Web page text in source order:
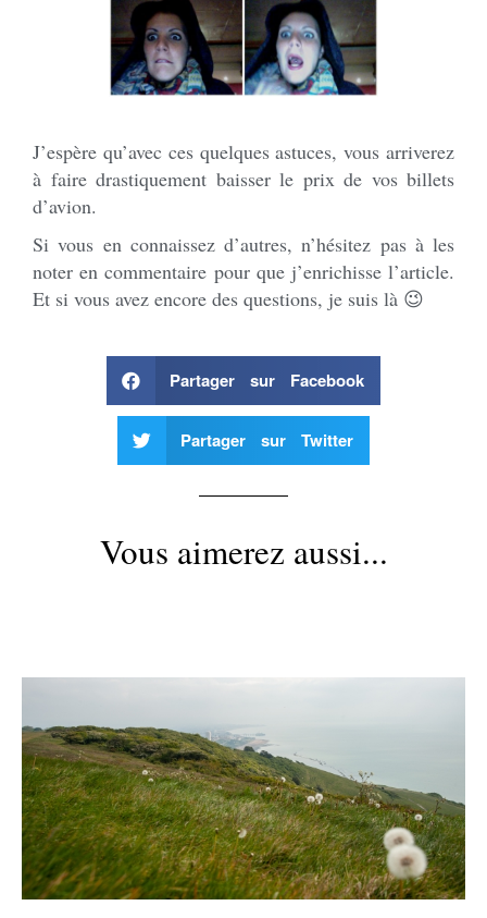
J’espère qu’avec ces quelques astuces, vous arriverez
à faire drastiquement baisser le prix de vos billets
d’avion.
Si vous en connaissez d’autres, n’hésitez pas à les
noter en commentaire pour que j’enrichisse l’article.
Et si vous avez encore des questions, je suis là 😉
Partager sur Facebook
Partager sur Twitter
Vous aimerez aussi...